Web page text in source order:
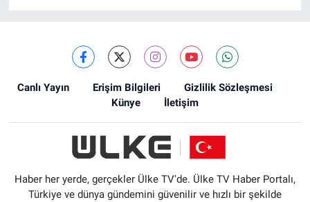
Canlı Yayın Erişim Bilgileri
Gizlilik Sözleşmesi
Künye
İletişim
Haber her yerde, gerçekler Ülke TV'de. Ülke TV Haber Portalı,
Türkiye ve dünya gündemini güvenilir ve hızlı bir şekilde